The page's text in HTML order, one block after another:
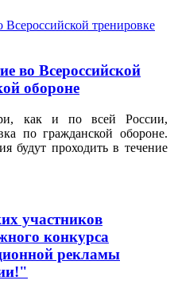
во Всероссийской
обороне
как и по всей России,
по гражданской обороне.
будут проходить в течение
участников
конкурса
рекламы